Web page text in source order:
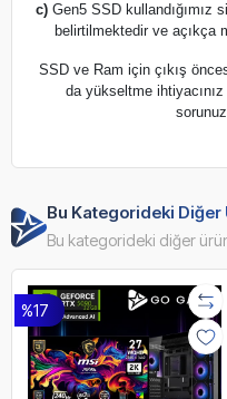
c) Gen5 SSD kullandığımız
belirtilmektedir ve açıkça
SSD ve Ram için çıkış
da yükseltme
Bu Kategorideki Diğer
Bu kategorideki diğer
%17